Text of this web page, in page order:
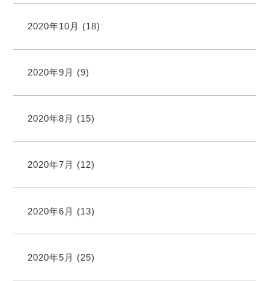
2020年10月 (18)
2020年9月 (9)
2020年8月 (15)
2020年7月 (12)
2020年6月 (13)
2020年5月 (25)